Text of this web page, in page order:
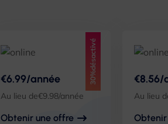
30%désactivé
€6.99/année
Au lieu de€9.98/année
Obtenir une offre
€8.56/
Au lieu